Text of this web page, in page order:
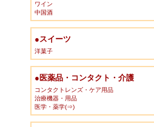
ワイン
中国酒
●スイーツ
洋菓子
●医薬品・コンタクト・介護
コンタクトレンズ・ケア用品
治療機器・用品
医学・薬学(⇒)